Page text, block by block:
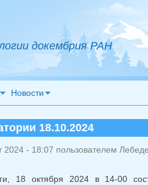
докембрия РАН
Новости
18.10.2024
2024 - 18:07 пользователем
18 октября 2024 в 14-00